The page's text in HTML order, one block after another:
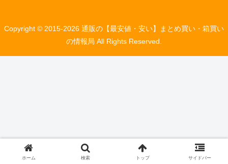
Copyright © 2015-2026 通販の【最安値・安い】まとめ買い・箱買い
の情報局 All Rights Reserved.
ホーム 検索 トップ サイドバー